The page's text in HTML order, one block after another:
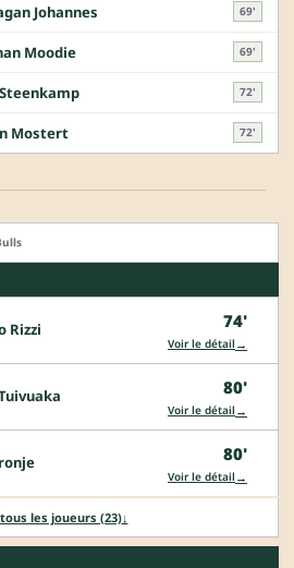
Johannes 69'
Moodie 69'
72'
Mostert 72'
Rizzi 74'
Voir le détail →
80'
Voir le détail →
80'
Voir le détail →
les joueurs (23)↓